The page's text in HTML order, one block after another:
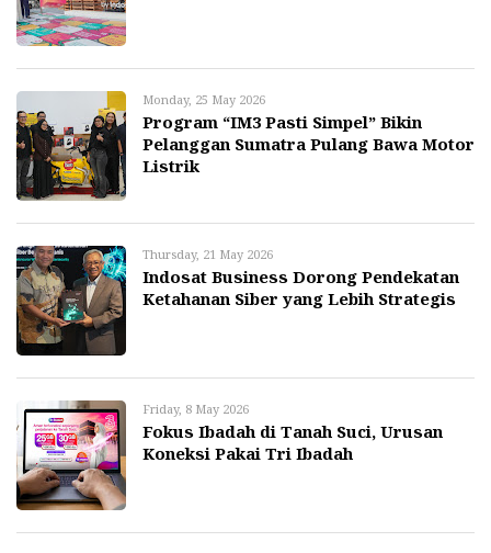
Monday, 25 May 2026
Program “IM3 Pasti Simpel” Bikin
Pelanggan Sumatra Pulang Bawa Motor
Listrik
Thursday, 21 May 2026
Indosat Business Dorong Pendekatan
Ketahanan Siber yang Lebih Strategis
Friday, 8 May 2026
Fokus Ibadah di Tanah Suci, Urusan
Koneksi Pakai Tri Ibadah